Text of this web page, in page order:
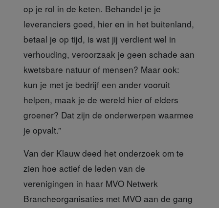
op je rol in de keten. Behandel je je
leveranciers goed, hier en in het buitenland,
betaal je op tijd, is wat jij verdient wel in
verhouding, veroorzaak je geen schade aan
kwetsbare natuur of mensen? Maar ook:
kun je met je bedrijf een ander vooruit
helpen, maak je de wereld hier of elders
groener? Dat zijn de onderwerpen waarmee
je opvalt.”
Van der Klauw deed het onderzoek om te
zien hoe actief de leden van de
verenigingen in haar MVO Netwerk
Brancheorganisaties met MVO aan de gang